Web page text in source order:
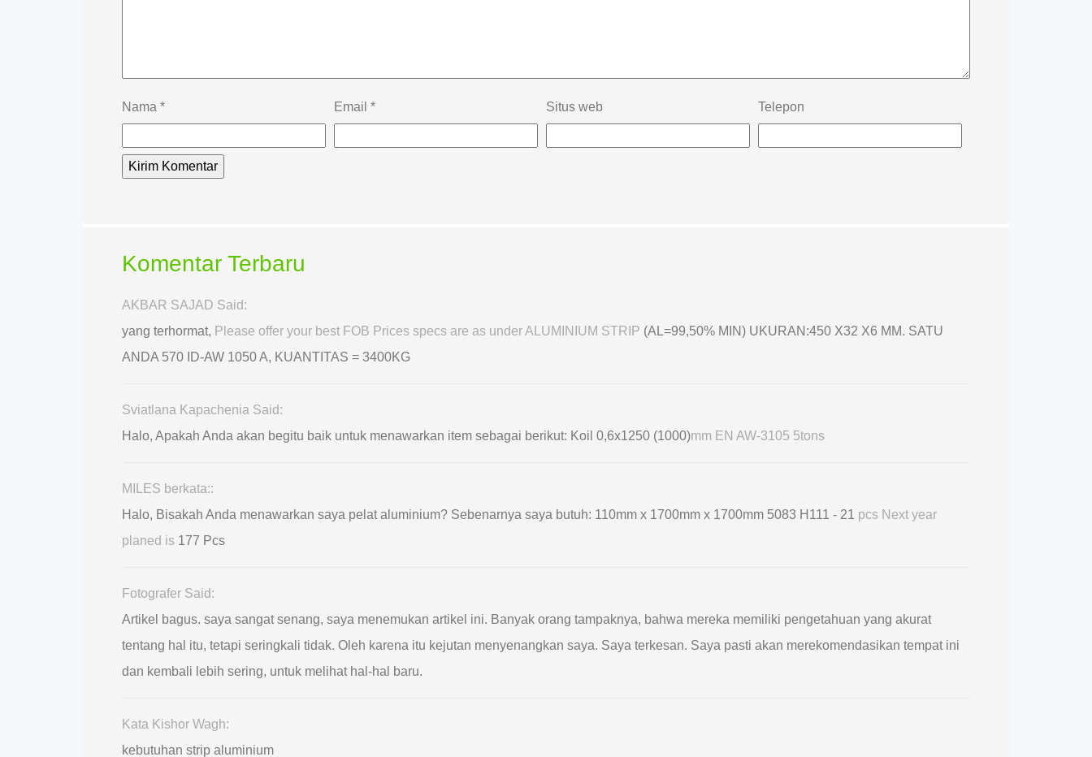
Nama * Email * Situs web Telepon
Komentar Terbaru
AKBAR SAJAD Said:
yang terhormat, Please offer your best FOB Prices specs are as under ALUMINIUM STRIP (AL=99,50% MIN) UKURAN:450 X32 X6 MM. SATU
ANDA 570 ID-AW 1050 A, KUANTITAS = 3400KG
Sviatlana Kapachenia Said:
Halo, Apakah Anda akan begitu baik untuk menawarkan item sebagai berikut: Koil 0,6х1250 (1000)mm EN AW-3105 5tons
MILES berkata::
Halo, Bisakah Anda menawarkan saya pelat aluminium? Sebenarnya saya butuh: 110mm x 1700mm x 1700mm 5083 H111 - 21 pcs Next year
planed is 177 Pcs
Fotografer Said:
Artikel bagus. saya sangat senang, saya menemukan artikel ini. Banyak orang tampaknya, bahwa mereka memiliki pengetahuan yang akurat
tentang hal itu, tetapi seringkali tidak. Oleh karena itu kejutan menyenangkan saya. Saya terkesan. Saya pasti akan merekomendasikan tempat ini
dan kembali lebih sering, untuk melihat hal-hal baru.
Kata Kishor Wagh:
kebutuhan strip aluminium